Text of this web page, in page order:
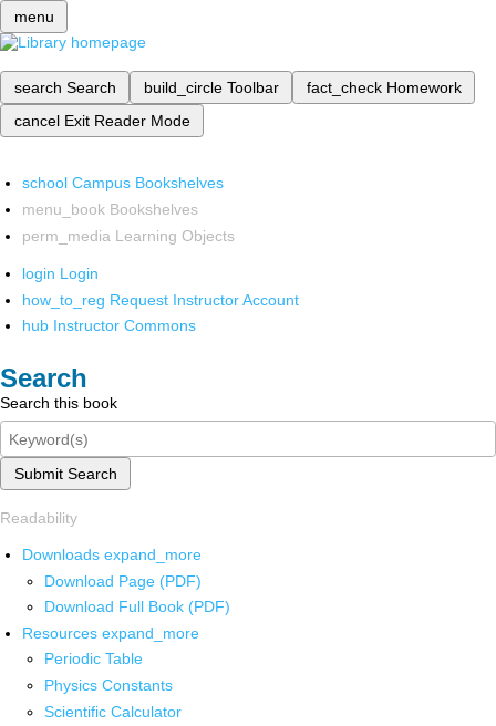
menu
search Search build_circle Toolbar fact_check Homework
cancel Exit Reader Mode
school Campus Bookshelves
menu_book Bookshelves
perm_media Learning Objects
login Login
how_to_reg Request Instructor Account
hub Instructor Commons
Search
Search this book
Submit Search
Readability
Downloads expand_more
Download Page (PDF)
Download Full Book (PDF)
Resources expand_more
Periodic Table
Physics Constants
Scientific Calculator